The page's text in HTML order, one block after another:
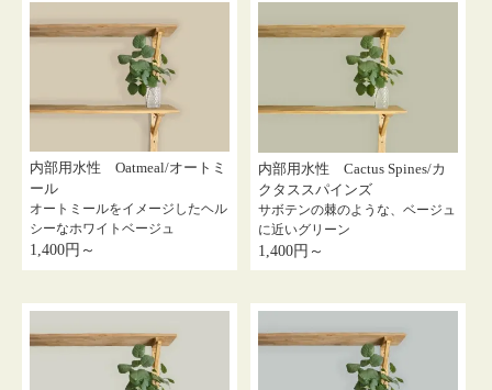
内部用水性 Oatmeal/オートミ
ール
オートミールをイメージしたヘル
シーなホワイトベージュ
1,400円～
内部用水性 Cactus Spines/カ
クタススパインズ
サボテンの棘のような、ベージュ
に近いグリーン
1,400円～